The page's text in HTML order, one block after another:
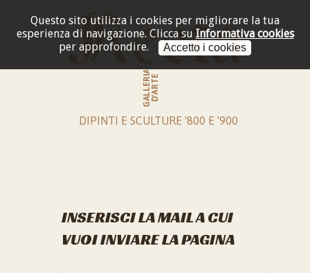
Questo sito utilizza i cookies per migliorare la tua
esperienza di navigazione. Clicca su Informativa cookies
per approfondire.
Accetto i cookies
GALLERIAD'ARTE
DIPINTI E SCULTURE '800 E '900
INSERISCI LA MAIL A CUI
VUOI INVIARE LA PAGINA